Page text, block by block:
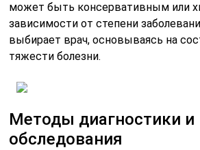
может быть консервативным или
зависимости от степени
выбирает врач, основываясь на
тяжести болезни.
Методы диагностики и
обследования